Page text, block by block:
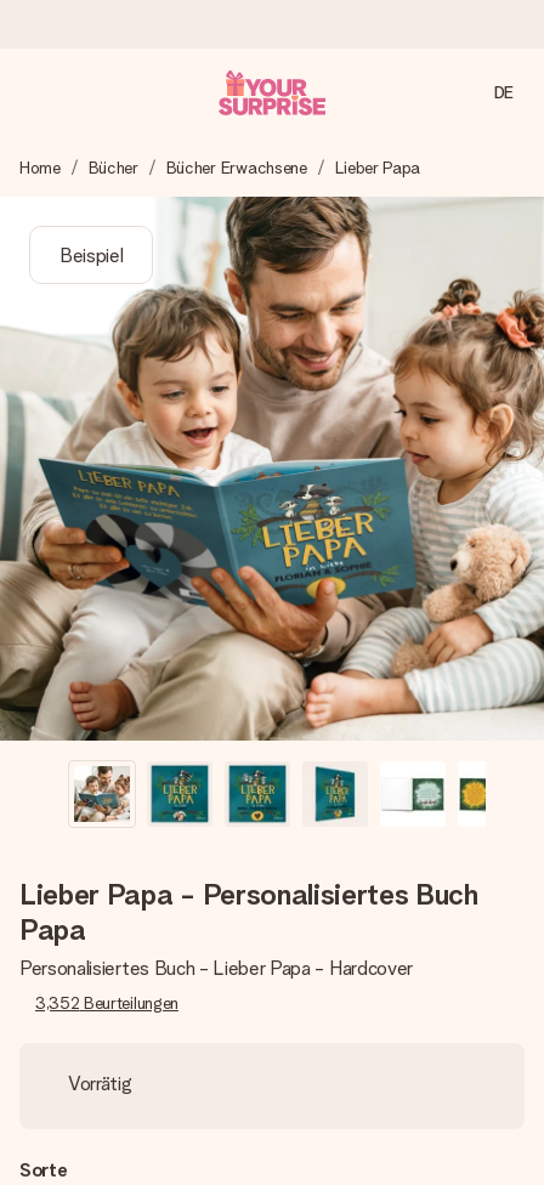
Wir bereiten dein Geschenk sorgfältig vor und schicken es
blitzschnell – damit du es genau zum richtigen Zeitpunkt
überreichen kannst, wenn es am meisten zählt.
4,7 (basierend auf +15.000 Bewertungen)
Unsere Geschenke begeistern. Kunden bewerten uns mit
4,7 bei Google Reviews (Gesamtergebnis aller Länder, in
die wir versenden).
Mit Liebe gemacht, im Handumdrehen
Erstelle etwas Einzigartiges in wenigen Schritten – mit
ihrem Namen, deinem Foto oder einer Nachricht von
Herzen. Kein Stress, nur pure Liebe für den perfekten
Moment.
DE
Home Bücher Bücher Erwachsene Lieber Papa
Beispiel
Lieber Papa - Personalisiertes Buch
Papa
Personalisiertes Buch - Lieber Papa - Hardcover
3,352 Beurteilungen
Vorrätig
Sorte